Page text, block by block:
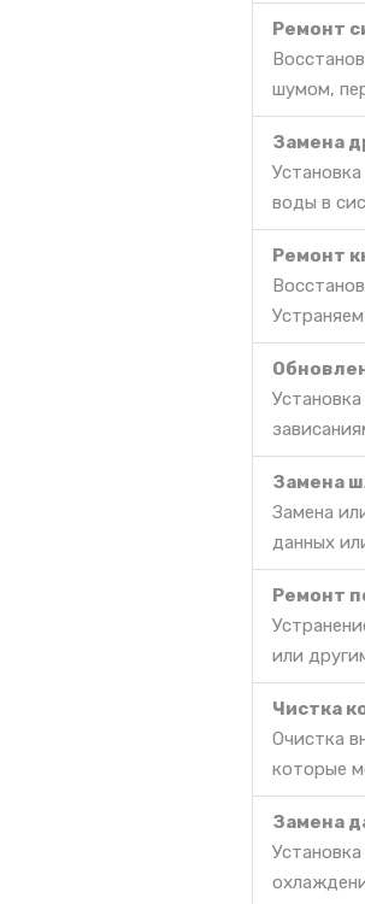
Ремонт
шумом,
Замена
воды в
Ремонт
Замена
Замена
данных
Ремонт
или
Чистка
Очистка
которые
Замена